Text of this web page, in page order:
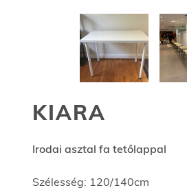
KIARA
Irodai asztal fa tetőlappal
Szélesség: 120/140cm